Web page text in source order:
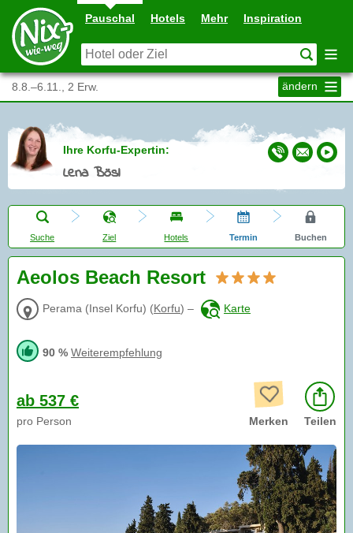
Pauschal Hotels Mehr Inspiration
8.8.–6.11., 2 Erw. ändern
Ihre Korfu-Expertin:
Lena Bösl
Suche Ziel Hotels Termin Buchen
Aeolos Beach Resort
Perama (Insel Korfu) (Korfu) – Karte
90 % Weiterempfehlung
ab 537 €
pro Person Merken Teilen